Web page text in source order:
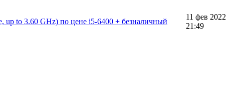
to 3.60 GHz) по цене i5-6400 + безналичный
11 фев 2022
21:49